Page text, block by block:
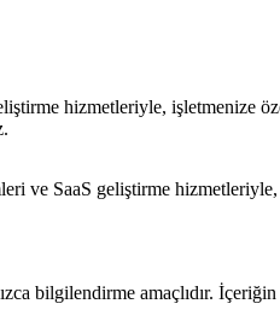
hizmetleriyle, işletmenize
ve SaaS geliştirme
bilgilendirme amaçlıdır.